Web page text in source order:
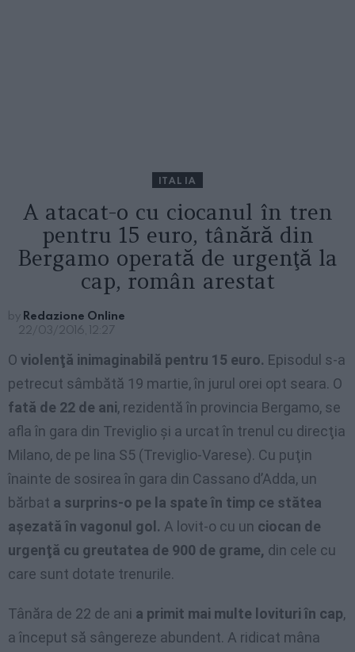
ITALIA
A atacat-o cu ciocanul în tren
pentru 15 euro, tânără din
Bergamo operată de urgenţă la
cap, român arestat
by Redazione Online
22/03/2016, 12:27
O violenţă inimaginabilă pentru 15 euro. Episodul s-a
petrecut sâmbătă 19 martie, în jurul orei opt seara. O
fată de 22 de ani, rezidentă în provincia Bergamo, se
afla în gara din Treviglio şi a urcat în trenul cu direcţia
Milano, de pe lina S5 (Treviglio-Varese). Cu puţin
înainte de sosirea în gara din Cassano d’Adda, un
bărbat a surprins-o pe la spate în timp ce stătea
aşezată în vagonul gol. A lovit-o cu un ciocan de
urgenţă cu greutatea de 900 de grame, din cele cu
care sunt dotate trenurile.
Tânăra de 22 de ani a primit mai multe lovituri în cap,
a început să sângereze abundent. A ridicat mâna